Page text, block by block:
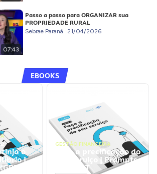
07:43
Passo a passo para ORGANIZAR sua
PROPRIEDADE RURAL
Sebrae Paraná 21/04/2026
EBOOKS
o
|
GESTÃO FINANCEIRA
Faça a precificação do
seu serviço | Prompts
ChatGPT